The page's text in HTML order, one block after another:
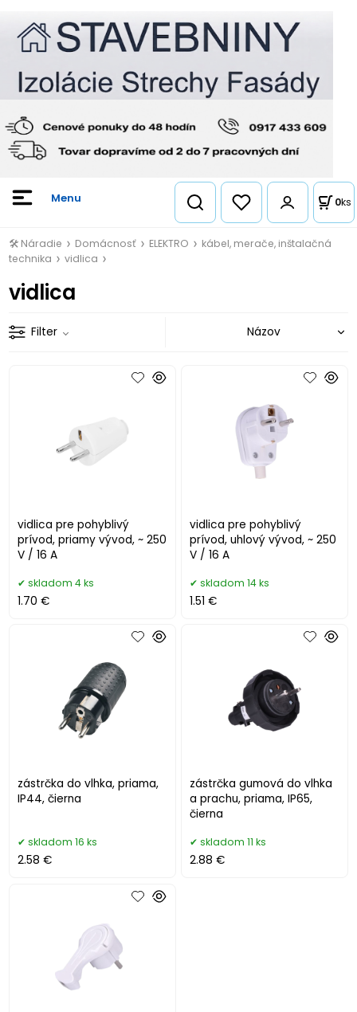
0ks
🛠️ Náradie Domácnosť ELEKTRO
kábel, merače, inštalačná
technika
vidlica
vidlica
Filter
vidlica pre pohyblivý
prívod, priamy vývod, ~ 250
V / 16 A
skladom 4 ks
1.70 €
vidlica pre pohyblivý
prívod, uhlový vývod, ~ 250
V / 16 A
skladom 14 ks
1.51 €
zástrčka do vlhka, priama,
IP44, čierna
skladom 16 ks
2.58 €
zástrčka gumová do vlhka
a prachu, priama, IP65,
čierna
skladom 11 ks
2.88 €